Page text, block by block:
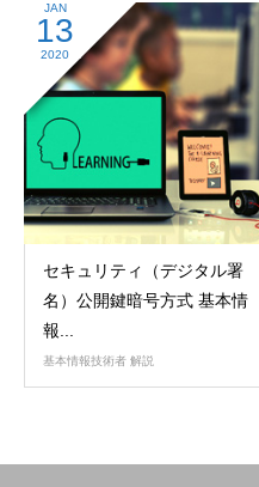
JAN
13
2020
セキュリティ（デジタル署
名）公開鍵暗号方式 基本情
報...
基本情報技術者 解説